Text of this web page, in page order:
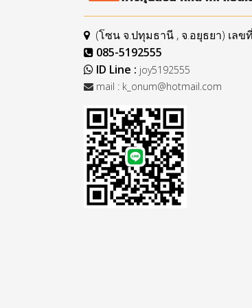
(โซน จ.ปทุมธานี , จ.อยุธยา) เล
085-5192555
ID Line : joy5192555
mail : k_onum@hotmail.com